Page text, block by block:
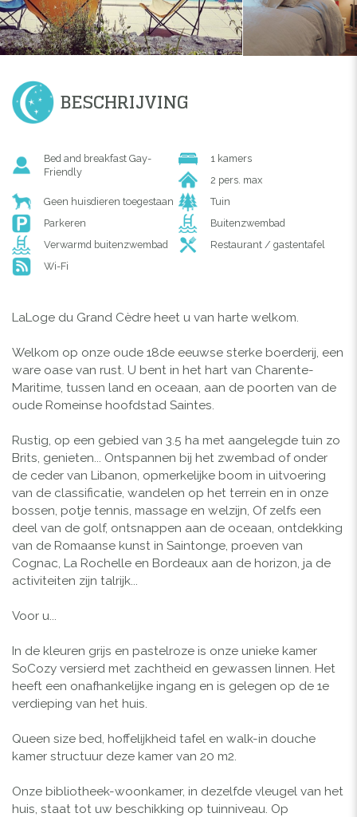
BESCHRIJVING
Bed and breakfast Gay-
Friendly
1 kamers
2 pers. max
Geen huisdieren toegestaan
Tuin
Parkeren
Buitenzwembad
Verwarmd buitenzwembad
Restaurant / gastentafel
Wi-Fi
LaLoge du Grand Cèdre heet u van harte welkom.
Welkom op onze oude 18de eeuwse sterke boerderij, een
ware oase van rust. U bent in het hart van Charente-
Maritime, tussen land en oceaan, aan de poorten van de
oude Romeinse hoofdstad Saintes.
Rustig, op een gebied van 3.5 ha met aangelegde tuin zo
Brits, genieten... Ontspannen bij het zwembad of onder
de ceder van Libanon, opmerkelijke boom in uitvoering
van de classificatie, wandelen op het terrein en in onze
bossen, potje tennis, massage en welzijn, Of zelfs een
deel van de golf, ontsnappen aan de oceaan, ontdekking
van de Romaanse kunst in Saintonge, proeven van
Cognac, La Rochelle en Bordeaux aan de horizon, ja de
activiteiten zijn talrijk...
Voor u...
In de kleuren grijs en pastelroze is onze unieke kamer
SoCozy versierd met zachtheid en gewassen linnen. Het
heeft een onafhankelijke ingang en is gelegen op de 1e
verdieping van het huis.
Queen size bed, hoffelijkheid tafel en walk-in douche
kamer structuur deze kamer van 20 m2.
Onze bibliotheek-woonkamer, in dezelfde vleugel van het
huis, staat tot uw beschikking op tuinniveau. Op